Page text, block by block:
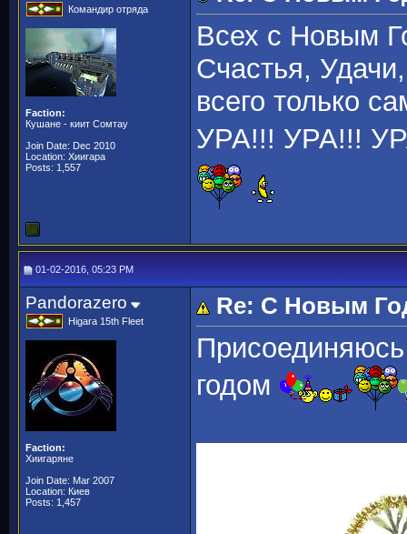
Командир отряда
Faction:
Кушане - киит Сомтау
Join Date: Dec 2010
Location: Хиигара
Posts: 1,557
Всех с Новым
Счастья,
всего только
УРА!!! УРА!!!
01-02-2016, 05:23 PM
Pandorazero
Higara 15th Fleet
Faction:
Хиигаряне
Join Date: Mar 2007
Location: Киев
Posts: 1,457
Re: С Новым
годом